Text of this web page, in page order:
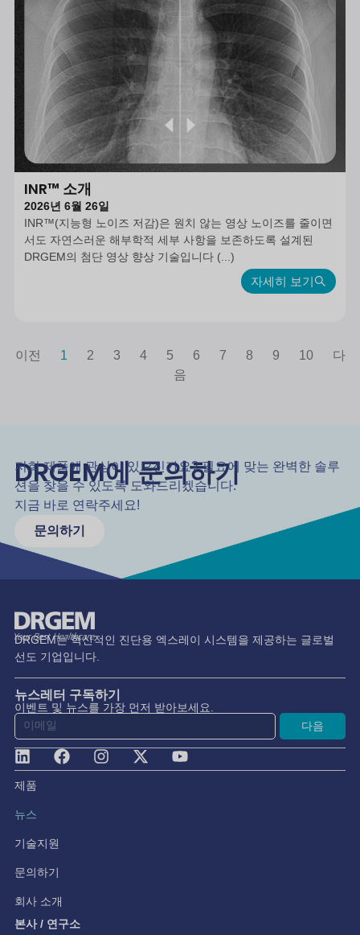
INR™ 소개
2026년 6월 26일
INR™(지능형 노이즈 저감)은 원치 않는 영상 노이즈를 줄이면
서도 자연스러운 해부학적 세부 사항을 보존하도록 설계된
DRGEM의 첨단 영상 향상 기술입니다 (...)
자세히 보기
이전 1 2 3 4 5 6 7 8 9 10
다
음
DRGEM에 문의하기
저희 제품에 관심이 있으신가요? 필요에 맞는 완벽한 솔루
션을 찾을 수 있도록 도와드리겠습니다.
지금 바로 연락주세요!
문의하기
DRGEM는 혁신적인 진단용 엑스레이 시스템을 제공하는 글로벌
선도 기업입니다.
뉴스레터 구독하기
이벤트 및 뉴스를 가장 먼저 받아보세요.
다음
제품
뉴스
기술지원
문의하기
회사 소개
본사 / 연구소